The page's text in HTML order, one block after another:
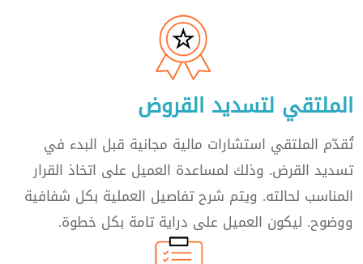
الملتقي لتسديد القروض
تُقدّم الملتقي استشارات مالية مجانية قبل البدء في
تسديد القرض. وذلك لمساعدة العميل على اتخاذ القرار
المناسب لحالته. ويتم شرح تفاصيل العملية بكل شفافية
ووضوح. ليكون العميل على دراية تامة بكل خطوة.